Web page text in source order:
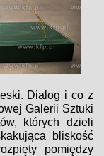
Dialog i co z
Galerii Sztuki
których dzieli
bliskość
pomiędzy